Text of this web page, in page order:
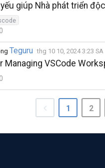
giúp Nhà phát triển
0
Teguru thg 10 10, 2024 3:23 SA
Managing VSCode
0
1 2